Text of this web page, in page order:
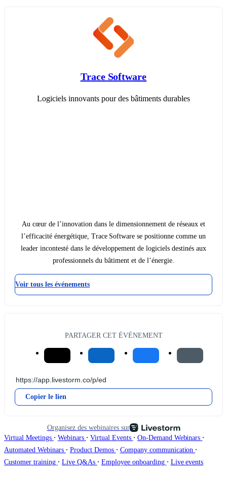
Trace Software
Logiciels innovants pour des bâtiments durables
Au cœur de l’innovation dans le dimensionnement de réseaux et
l’efficacité énergétique, Trace Software se positionne comme un
leader incontesté dans le développement de logiciels destinés aux
professionnels du bâtiment et de l’énergie.
Voir tous les événements
PARTAGER CET ÉVÉNEMENT
Copier le lien
Organisez des webinaires sur
Virtual Meetings ∙ Webinars ∙ Virtual Events ∙ On-Demand Webinars ∙
Automated Webinars ∙ Product Demos ∙ Company communication ∙
Customer training ∙ Live Q&As ∙ Employee onboarding ∙ Live events